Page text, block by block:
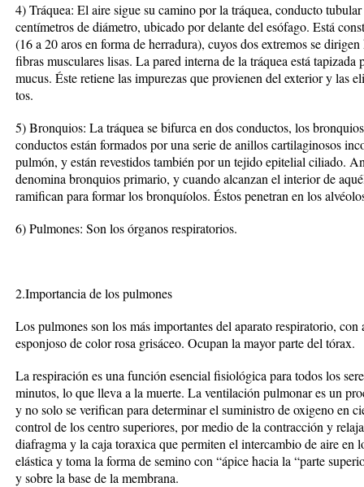
4) Tráquea: El aire sigue su camino por la tráquea, conducto
centímetros de diámetro, ubicado por delante del esófago. Está
(16 a 20 aros en forma de herradura), cuyos dos extremos se
fibras musculares lisas. La pared interna de la tráquea está
mucus. Éste retiene las impurezas que provienen del exterior y las
tos.
5) Bronquios: La tráquea se bifurca en dos conductos, los
conductos están formados por una serie de anillos cartilaginosos
pulmón, y están revestidos también por un tejido epitelial ciliado.
denomina bronquios primario, y cuando alcanzan el interior de
ramifican para formar los bronquíolos. Éstos penetran en los
6) Pulmones: Son los órganos respiratorios.
2.Importancia de los pulmones
Los pulmones son los más importantes del aparato respiratorio,
esponjoso de color rosa grisáceo. Ocupan la mayor parte del tórax.
La respiración es una función esencial fisiológica para todos los
minutos, lo que lleva a la muerte. La ventilación pulmonar es un
y no solo se verifican para determinar el suministro de oxigeno en
control de los centro superiores, por medio de la contracción y
diafragma y la caja toraxica que permiten el intercambio de aire en
elástica y toma la forma de semino con “ápice hacia la “parte
y sobre la base de la membrana.